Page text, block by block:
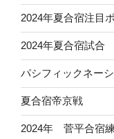
2024年夏合宿注目
2024年夏合宿試合
パシフィックネー
夏合宿帝京戦
2024年 菅平合宿